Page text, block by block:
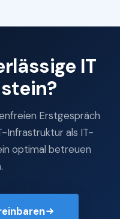
IT
Erstgespräch
Infrastruktur als IT-
optimal betreuen